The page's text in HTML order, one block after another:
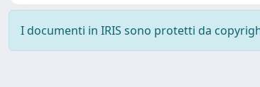
I documenti in IRIS sono protetti da